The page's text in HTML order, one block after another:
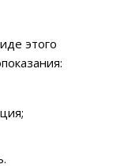
этого